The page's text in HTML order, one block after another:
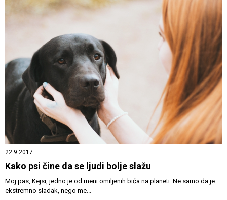
22.9.2017
Kako psi čine da se ljudi bolje slažu
Moj pas, Kejsi, jedno je od meni omiljenih bića na planeti. Ne samo da je
ekstremno sladak, nego me...